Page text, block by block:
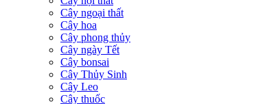
Cây ngoại thất
Cây hoa
Cây phong thủy
Cây ngày Tết
Cây bonsai
Cây Thủy Sinh
Cây Leo
Cây thuốc